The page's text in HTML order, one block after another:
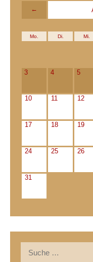
←
Mo. Di. Mi.
3 4 5
10 11 12
17 18 19
24 25 26
31
nach: